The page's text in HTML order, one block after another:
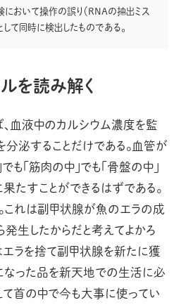
において操作の誤り（RNAの抽出ミス
て同時に検出したものである。
を読み解く
血液中のカルシウム濃度を監
分泌することだけである。血管が
も「筋肉の中」でも「骨盤の中」
たすことができるはずである。
これは副甲状腺が魚のエラの成
発生したからだと考えてよかろ
エラを捨て副甲状腺を新たに獲
なった品を新天地での生活に必
首の中で今も大事に使ってい